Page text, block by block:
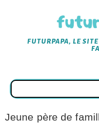
FUTURPAPA, LE
Jeune père de